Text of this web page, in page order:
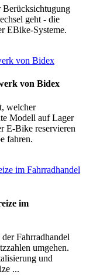
Berücksichtugung
geht - die
EBike-Systeme.
von Bidex
welcher
Modell auf Lager
E-Bike reservieren
fahren.
im
Fahrradhandel
umgehen.
und
...